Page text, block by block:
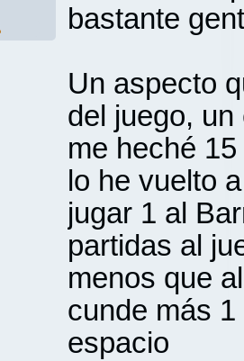
bastante
Un aspecto
del juego,
me heché
lo he vuelto
jugar 1 al
partidas al
menos que
cunde más
espacio